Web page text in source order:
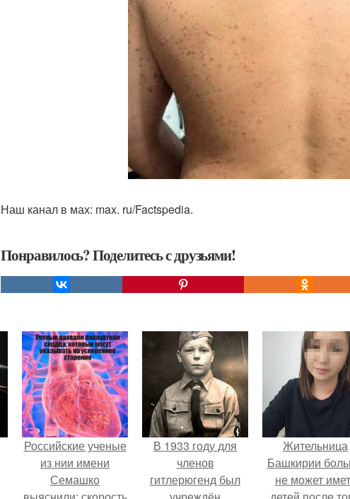
Наш канал в мах: max. ru/Factspedia.
Понравилось? Поделитесь с друзьями!
Российские ученые
из нии имени
Семашко
В 1933 году для
членов
гитлерюгенд был
Жительница
Башкирии
не может